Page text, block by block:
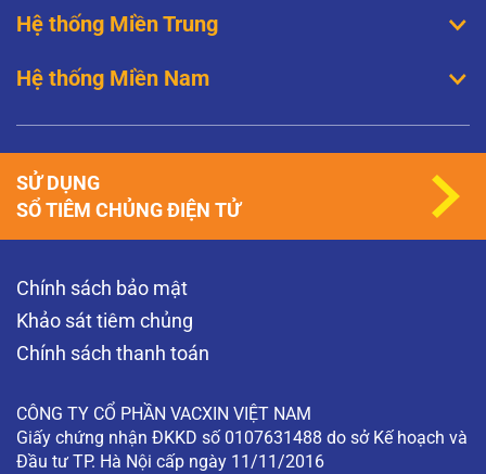
Hệ thống Miền Trung
Hệ thống Miền Nam
Chính sách bảo mật
Khảo sát tiêm chủng
Chính sách thanh toán
CÔNG TY CỔ PHẦN VACXIN VIỆT NAM
Giấy chứng nhận ĐKKD số 0107631488 do sở Kế hoạch và
Đầu tư TP. Hà Nội cấp ngày 11/11/2016
SỬ DỤNG
SỔ TIÊM CHỦNG ĐIỆN TỬ